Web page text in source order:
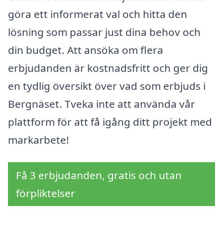
göra ett informerat val och hitta den
lösning som passar just dina behov och
din budget. Att ansöka om flera
erbjudanden är kostnadsfritt och ger dig
en tydlig översikt över vad som erbjuds i
Bergnäset. Tveka inte att använda vår
plattform för att få igång ditt projekt med
markarbete!
Få 3 erbjudanden, gratis och utan
förpliktelser